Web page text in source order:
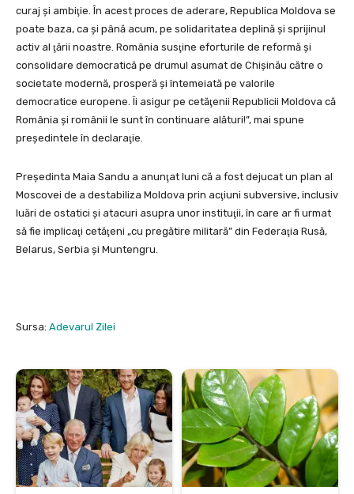
curaj şi ambiţie. În acest proces de aderare, Republica Moldova se
poate baza, ca şi până acum, pe solidaritatea deplină şi sprijinul
activ al ţării noastre. România susţine eforturile de reformă şi
consolidare democratică pe drumul asumat de Chişinău către o
societate modernă, prosperă şi întemeiată pe valorile
democratice europene. Îi asigur pe cetăţenii Republicii Moldova că
România şi românii le sunt în continuare alături!”, mai spune
preşedintele în declaraţie.
Preşedinta Maia Sandu a anunţat luni că a fost dejucat un plan al
Moscovei de a destabiliza Moldova prin acţiuni subversive, inclusiv
luări de ostatici şi atacuri asupra unor instituţii, în care ar fi urmat
să fie implicaţi cetăţeni „cu pregătire militară” din Federaţia Rusă,
Belarus, Serbia şi Muntengru.
Sursa: Adevarul Zilei